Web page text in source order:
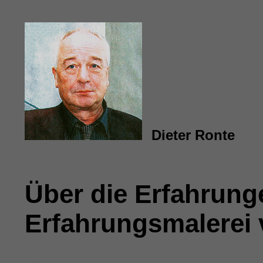
Dieter Ronte
Über die
Erfahrungsmalerei